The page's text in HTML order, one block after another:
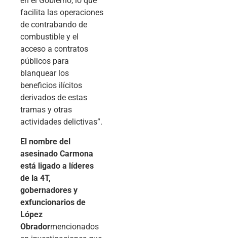
facilita las operaciones
de contrabando de
combustible y el
acceso a contratos
públicos para
blanquear los
beneficios ilícitos
derivados de estas
tramas y otras
actividades delictivas”.
El nombre del
asesinado Carmona
está ligado a líderes
de la 4T,
gobernadores y
exfuncionarios de
López
Obradormencionados